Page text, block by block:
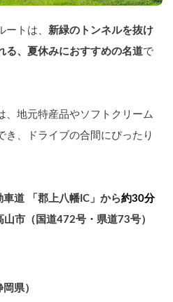
ートは、 新緑のトンネルを抜け
る、夏休みにおすすめの名道で
、地元特産品やソフトクリーム
き、ドライブの合間にぴったり
車道 「郡上八幡IC」から約30分
市（国道472号・県道73号）
県）